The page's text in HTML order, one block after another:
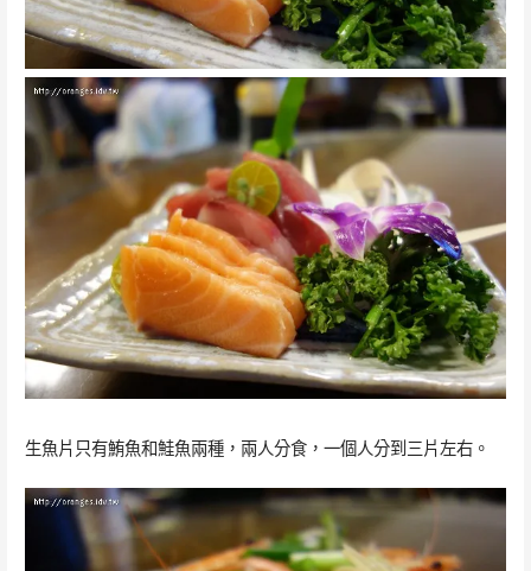
生魚片只有鮪魚和鮭魚兩種，兩人分食，一個人分到三片左右。